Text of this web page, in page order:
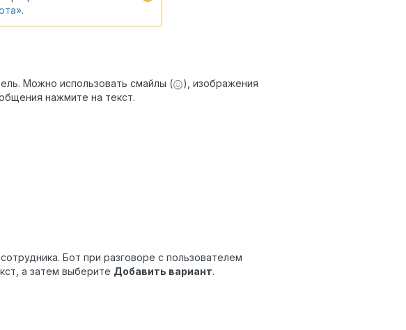
.
Можно использовать смайлы (
), изображения
нажмите на текст.
Бот при разговоре с пользователем
а затем выберите Добавить вариант.